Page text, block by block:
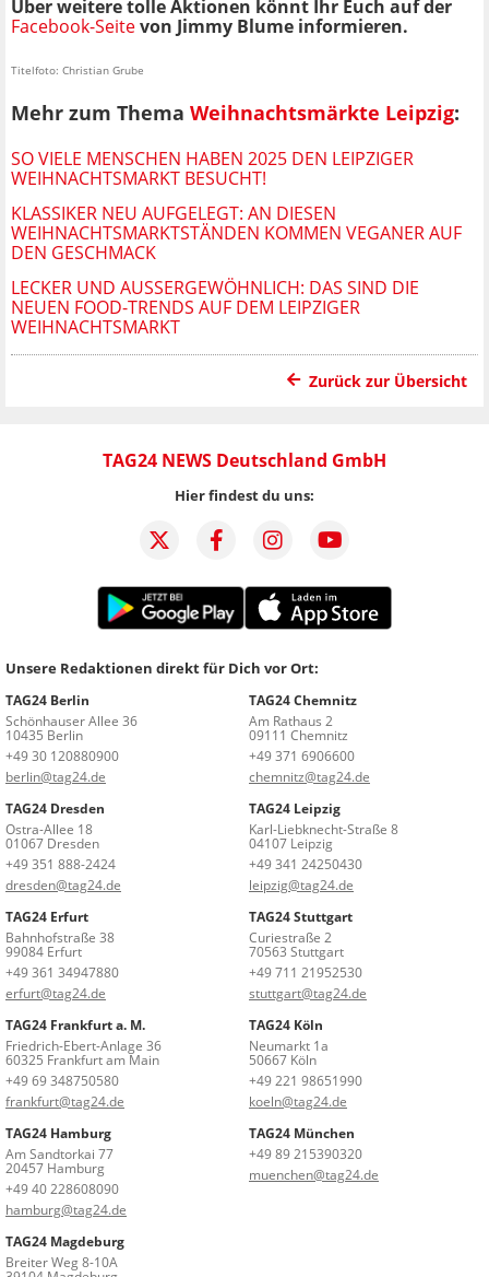
Über weitere tolle Aktionen könnt Ihr Euch auf der
Facebook-Seitevon Jimmy Blume informieren.
Titelfoto: Christian Grube
Mehr zum Thema Weihnachtsmärkte Leipzig:
SO VIELE MENSCHEN HABEN 2025 DEN LEIPZIGER
WEIHNACHTSMARKT BESUCHT!
KLASSIKER NEU AUFGELEGT: AN DIESEN
WEIHNACHTSMARKTSTÄNDEN KOMMEN VEGANER AUF
DEN GESCHMACK
LECKER UND AUSSERGEWÖHNLICH: DAS SIND DIE N
EUEN FOOD-TRENDS AUF DEM LEIPZIGER W
EIHNACHTSMARKT
Zurück zur Übersicht
TAG24 NEWS Deutschland GmbH
Hier findest du uns:
Unsere Redaktionen direkt für Dich vor Ort:
TAG24 Berlin
Schönhauser Allee 36
10435 Berlin
+49 30 120880900
berlin@tag24.de
TAG24 Chemnitz
Am Rathaus 2
09111 Chemnitz
+49 371 6906600
chemnitz@tag24.de
TAG24 Dresden
Ostra-Allee 18
01067 Dresden
+49 351 888-2424
dresden@tag24.de
TAG24 Leipzig
Karl-Liebknecht-Straße 8
04107 Leipzig
+49 341 24250430
leipzig@tag24.de
TAG24 Erfurt
Bahnhofstraße 38
99084 Erfurt
+49 361 34947880
erfurt@tag24.de
TAG24 Stuttgart
Curiestraße 2
70563 Stuttgart
+49 711 21952530
stuttgart@tag24.de
TAG24 Frankfurt a. M.
Friedrich-Ebert-Anlage 36
60325 Frankfurt am Main
+49 69 348750580
frankfurt@tag24.de
TAG24 Köln
Neumarkt 1a
50667 Köln
+49 221 98651990
koeln@tag24.de
TAG24 Hamburg
Am Sandtorkai 77
20457 Hamburg
+49 40 228608090
hamburg@tag24.de
TAG24 München
+49 89 215390320
muenchen@tag24.de
TAG24 Magdeburg
Breiter Weg 8-10A